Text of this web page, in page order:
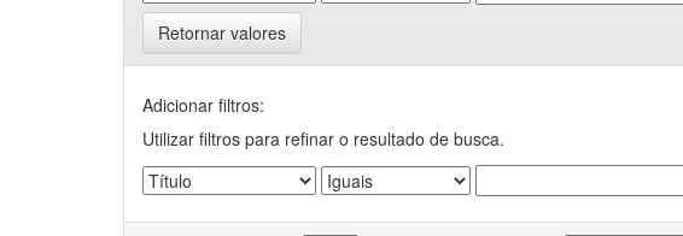
Retornar valores
Adicionar filtros:
Utilizar filtros para refinar o resultado de busca.